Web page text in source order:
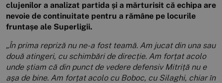
clujenilor a analizat partida și a mărturisit că echipa are
nevoie de continuitate pentru a rămâne pe locurile
fruntașe ale Superligii.
„În prima repriză nu ne-a fost teamă. Am jucat din una sau
două atingeri, cu schimbări de direcție. Am forțat acolo
unde știam că din punct de vedere defensiv Mitriță nu e
așa de bine. Am forțat acolo cu Boboc, cu Silaghi, chiar în